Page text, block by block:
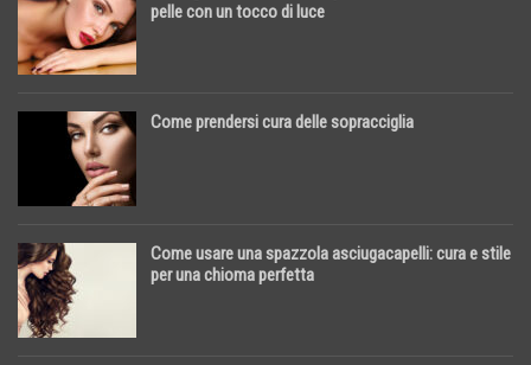
pelle con un tocco di luce
Come prendersi cura delle sopracciglia
Come usare una spazzola asciugacapelli: cura e stile
per una chioma perfetta